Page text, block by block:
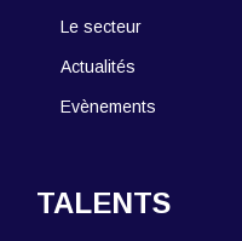
Le secteur
Actualités
Evènements
TALENTS